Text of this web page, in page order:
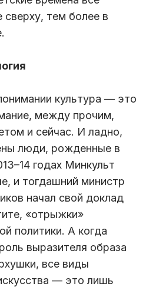
тем более в
культура — это
между прочим,
и сейчас. И ладно,
люди, рожденные в
годах Минкульт
и тогдашний министр
начал свой доклад
«отрыжки»
политики. А когда
выразителя образа
все виды
— это лишь